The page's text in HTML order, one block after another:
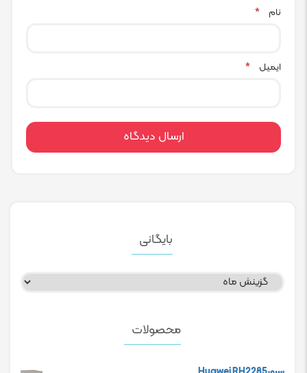
نام *
ایمیل *
بایگانی
بایگانی
محصولات